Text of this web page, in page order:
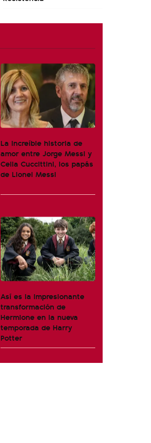
La increíble historia de
amor entre Jorge Messi y
Celia Cuccittini, los papás
de Lionel Messi
Así es la impresionante
transformación de
Hermione en la nueva
temporada de Harry
Potter